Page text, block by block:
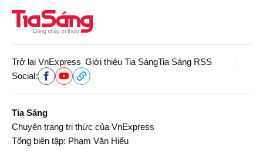
Trở lại VnExpress Giới thiệu Tia SángTia Sáng RSS
Social:
Tia Sáng
Chuyên trang tri thức của VnExpress
Tổng biên tập: Phạm Văn Hiếu